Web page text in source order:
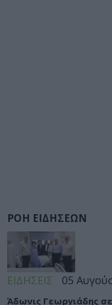
ΡΟΗ ΕΙΔΗΣΕΩΝ
ΕΙΔΗΣΕΙΣ 05
Άδωνις Γεωργιάδης